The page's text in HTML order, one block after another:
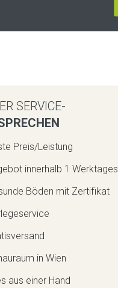
SERVICE-
Preis/Leistung
innerhalb 1 Werktages
Böden mit Zertifikat
in Wien
aus einer Hand